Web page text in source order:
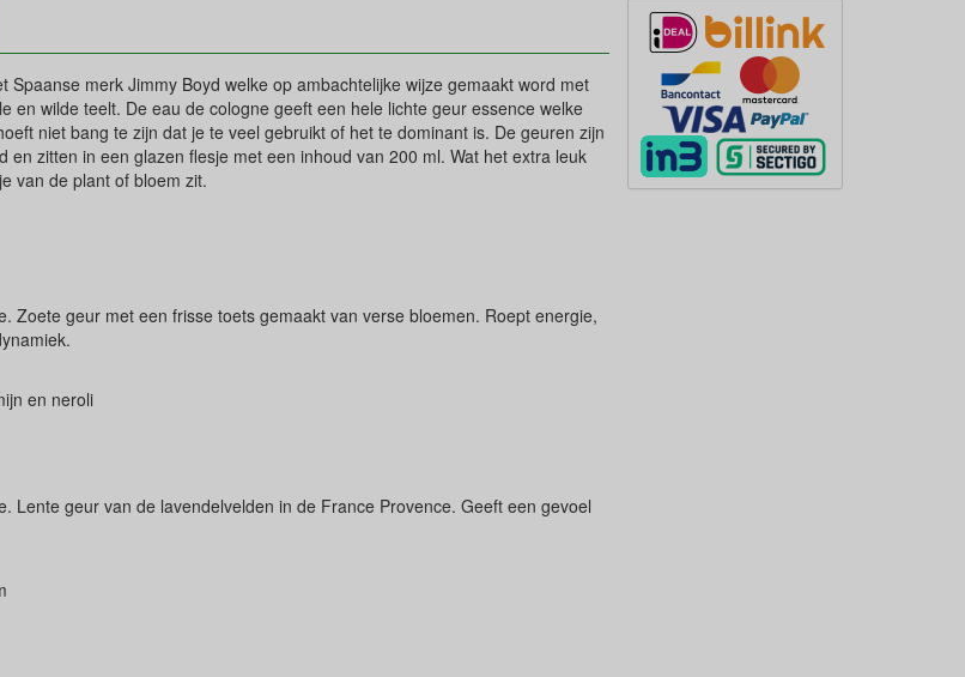
Spaanse merk Jimmy Boyd welke op ambachtelijke wijze gemaakt word met
en wilde teelt. De eau de cologne geeft een hele lichte geur essence welke
niet bang te zijn dat je te veel gebruikt of het te dominant is. De geuren zijn
en zitten in een glazen flesje met een inhoud van 200 ml. Wat het extra leuk
van de plant of bloem zit.
Zoete geur met een frisse toets gemaakt van verse bloemen. Roept energie,
en neroli
Lente geur van de lavendelvelden in de France Provence. Geeft een gevoel